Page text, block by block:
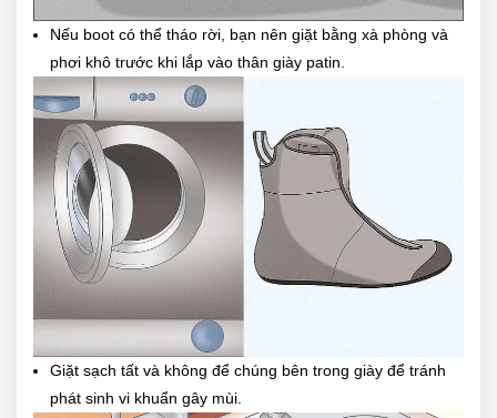
Nếu boot có thể tháo rời, bạn nên giặt bằng xà phòng và
phơi khô trước khi lắp vào thân giày patin.
Giặt sạch tất và không để chúng bên trong giày để tránh
phát sinh vi khuẩn gây mùi.